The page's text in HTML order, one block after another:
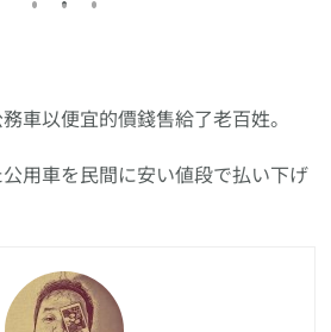
車以便宜的價錢售給了老百姓。
用車を民間に安い値段で払い下げ